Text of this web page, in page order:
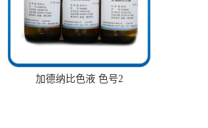
加德纳比色液 色号2